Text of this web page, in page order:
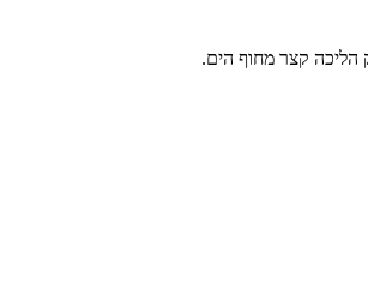
הליכה קצר מחוף הים.